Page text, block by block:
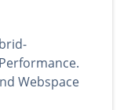
Webspace